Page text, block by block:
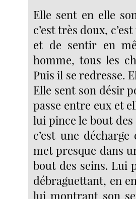
Elle sent en elle
c’est très doux,
et de sentir en
homme, tous les
Puis il se redresse.
Elle sent son désir
passe entre eux et
lui pince le bout
c’est une
met presque dans
bout des seins. Lui
débraguettant, en
lui montrant son